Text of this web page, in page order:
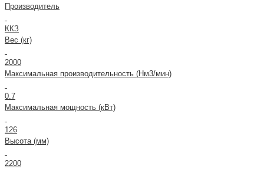
Производитель
ККЗ
Вес (кг)
2000
Максимальная производительность (Нм3/мин)
0.7
Максимальная мощность (кВт)
126
Высота (мм)
2200